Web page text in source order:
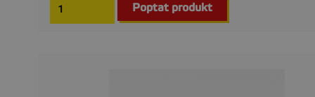
Poptat produkt